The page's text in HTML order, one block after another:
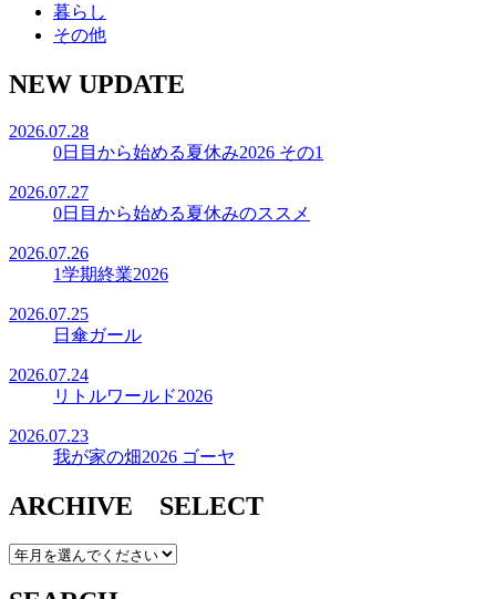
暮らし
その他
NEW UPDATE
2026.07.28
0日目から始める夏休み2026 その1
2026.07.27
0日目から始める夏休みのススメ
2026.07.26
1学期終業2026
2026.07.25
日傘ガール
2026.07.24
リトルワールド2026
2026.07.23
我が家の畑2026 ゴーヤ
ARCHIVE SELECT